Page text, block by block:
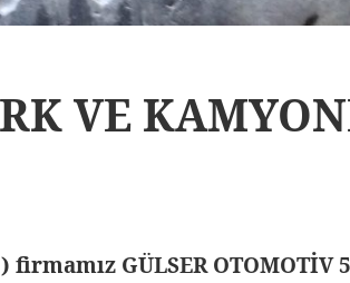
VE
GÜLSER OTOMOTİV